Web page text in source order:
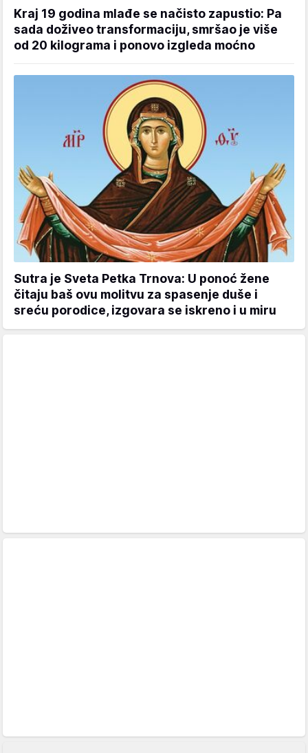
Kraj 19 godina mlađe se načisto zapustio: Pa
sada doživeo transformaciju, smršao je više
od 20 kilograma i ponovo izgleda moćno
Sutra je Sveta Petka Trnova: U ponoć žene
čitaju baš ovu molitvu za spasenje duše i
sreću porodice, izgovara se iskreno i u miru